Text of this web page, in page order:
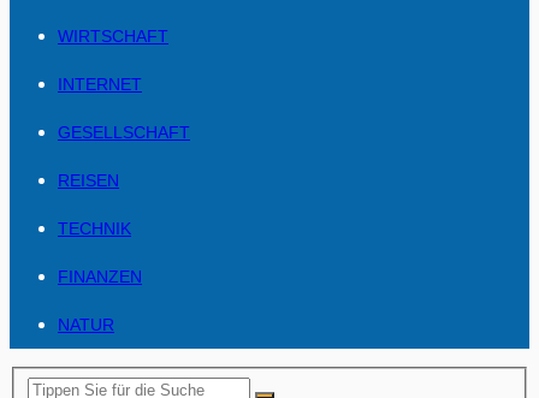
WIRTSCHAFT
INTERNET
GESELLSCHAFT
REISEN
TECHNIK
FINANZEN
NATUR